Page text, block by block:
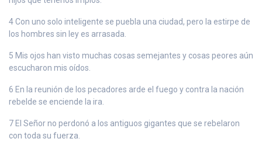
4 Con uno solo inteligente se puebla una ciudad, pero la estirpe de
los hombres sin ley es arrasada.
5 Mis ojos han visto muchas cosas semejantes y cosas peores aún
escucharon mis oídos.
6 En la reunión de los pecadores arde el fuego y contra la nación
rebelde se enciende la ira.
7 El Señor no perdonó a los antiguos gigantes que se rebelaron
con toda su fuerza.